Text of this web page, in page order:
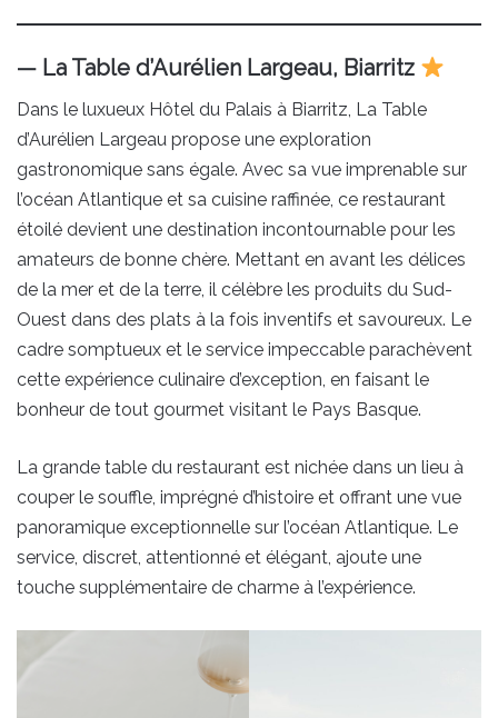
— La Table d’Aurélien Largeau, Biarritz
Dans le luxueux Hôtel du Palais à Biarritz, La Table
d’Aurélien Largeau propose une exploration
gastronomique sans égale. Avec sa vue imprenable sur
l’océan Atlantique et sa cuisine raffinée, ce restaurant
étoilé devient une destination incontournable pour les
amateurs de bonne chère. Mettant en avant les délices
de la mer et de la terre, il célèbre les produits du Sud-
Ouest dans des plats à la fois inventifs et savoureux. Le
cadre somptueux et le service impeccable parachèvent
cette expérience culinaire d’exception, en faisant le
bonheur de tout gourmet visitant le Pays Basque.
La grande table du restaurant est nichée dans un lieu à
couper le souffle, imprégné d’histoire et offrant une vue
panoramique exceptionnelle sur l’océan Atlantique. Le
service, discret, attentionné et élégant, ajoute une
touche supplémentaire de charme à l’expérience.